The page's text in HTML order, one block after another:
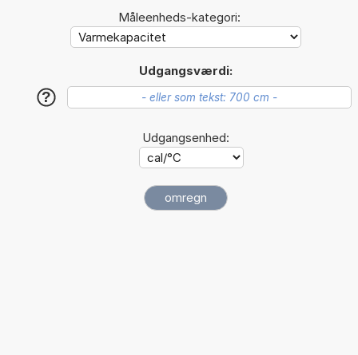
Måleenheds-kategori:
Udgangsværdi:
?
Udgangsenhed: